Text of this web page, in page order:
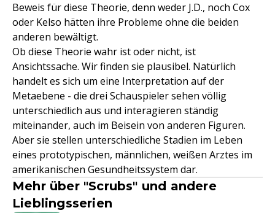
Beweis für diese Theorie, denn weder J.D., noch Cox
oder Kelso hätten ihre Probleme ohne die beiden
anderen bewältigt.
Ob diese Theorie wahr ist oder nicht, ist
Ansichtssache. Wir finden sie plausibel. Natürlich
handelt es sich um eine Interpretation auf der
Metaebene - die drei Schauspieler sehen völlig
unterschiedlich aus und interagieren ständig
miteinander, auch im Beisein von anderen Figuren.
Aber sie stellen unterschiedliche Stadien im Leben
eines prototypischen, männlichen, weißen Arztes im
amerikanischen Gesundheitssystem dar.
Mehr über "Scrubs" und andere
Lieblingsserien